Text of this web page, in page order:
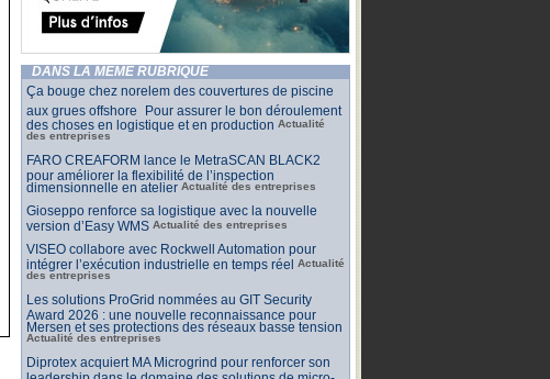
DANS LA MÊME RUBRIQUE
Ça bouge chez norelem des couvertures de piscine
aux grues offshore Pour assurer le bon déroulement
des choses en logistique et en production Actualité
des entreprises
FARO CREAFORM lance le MetraSCAN BLACK2
pour améliorer la flexibilité de l’inspection
dimensionnelle en atelier Actualité des entreprises
Gioseppo renforce sa logistique avec la nouvelle
version d’Easy WMS Actualité des entreprises
VISEO collabore avec Rockwell Automation pour
intégrer l’exécution industrielle en temps réel Actualité
des entreprises
Les solutions ProGrid nommées au GIT Security
Award 2026 : une nouvelle reconnaissance pour
Mersen et ses protections des réseaux basse tension
Actualité des entreprises
Diprotex acquiert MA Microgrind pour renforcer son
leadership dans le domaine des solutions de micro-